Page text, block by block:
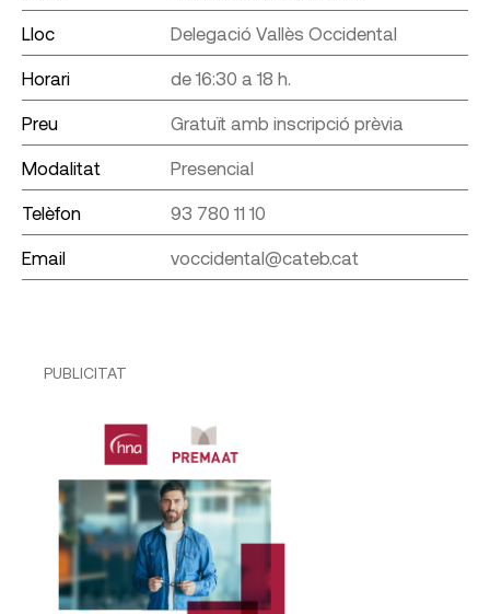
Lloc Delegació Vallès Occidental
Horari de 16:30 a 18 h.
Preu Gratuït amb inscripció prèvia
Modalitat Presencial
Telèfon 93 780 11 10
Email voccidental@cateb.cat
PUBLICITAT